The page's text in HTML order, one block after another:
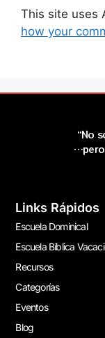
This site uses
how your
“No
…pero
Links Rápidos
Escuela Dominical
Escuela Bíblica
Recursos
Categorías
Eventos
Blog